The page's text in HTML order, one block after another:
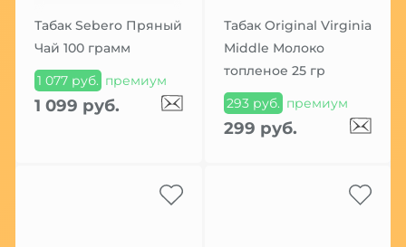
Табак Sebero Пряный
Чай 100 грамм
1 077 руб. премиум
1 099 руб.
Табак Original Virginia
Middle Молоко
топленое 25 гр
293 руб. премиум
299 руб.